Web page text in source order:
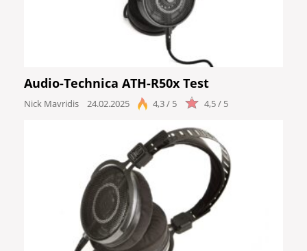
Audio-Technica ATH-R50x Test
Nick Mavridis 24.02.2025 4,3 / 5 4,5 / 5